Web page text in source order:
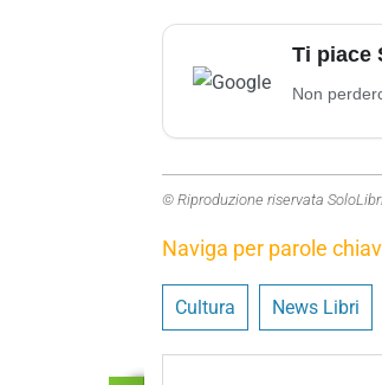
Ti piace
Non
© Riproduzione riservata
Naviga per parole
Cultura News Libri